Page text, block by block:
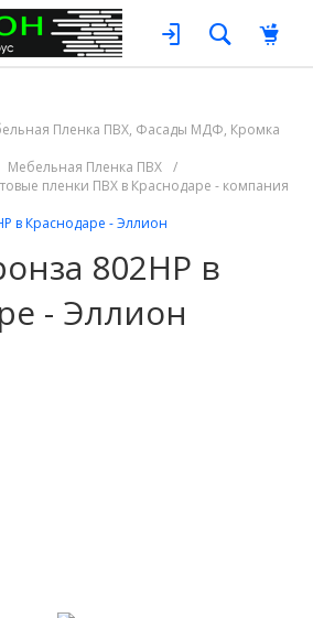
Пленка ПВХ, Фасады МДФ, Кромка
Мебельная Пленка ПВХ /
пленки ПВХ в Краснодаре - компания
в Краснодаре - Эллион
802НР в
- Эллион